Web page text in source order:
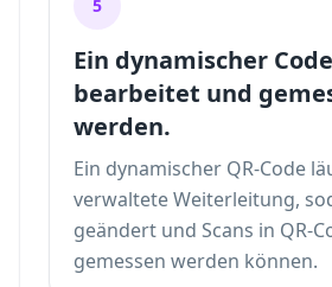
5
Ein dynamischer
bearbeitet und
werden.
Ein dynamischer QR-Code
verwaltete Weiterleitung,
geändert und Scans in QR-
gemessen werden können.